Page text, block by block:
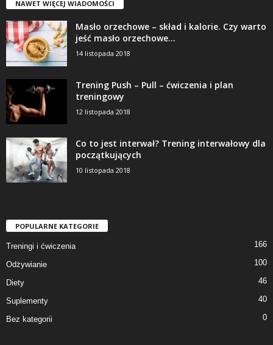
NAWET WIĘCEJ WIADOMOŚCI
Masło orzechowe – skład i kalorie. Czy warto
jeść masło orzechowe...
14 listopada 2018
Trening Push – Pull – ćwiczenia i plan
treningowy
12 listopada 2018
Co to jest interwał? Trening interwałowy dla
początkujących
10 listopada 2018
POPULARNE KATEGORIE
Treningi i ćwiczenia 166
Odżywianie 100
Diety 46
Suplementy 40
Bez kategorii 0